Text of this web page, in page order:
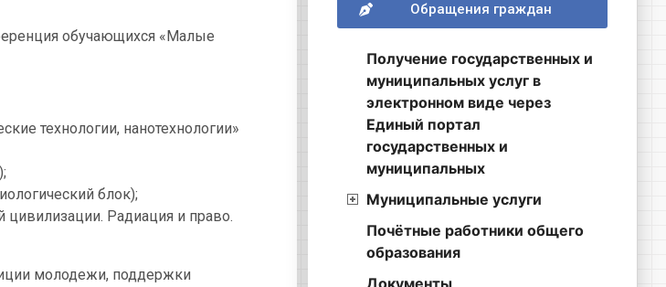
обучающихся «Малые
технологии, нанотехнологии»
блок);
Радиация и право.
молодежи, поддержки
Обращения граждан
Получение государственных и
муниципальных услуг в
электронном виде через
Единый портал
государственных и
муниципальных
Муниципальные услуги
Почётные работники общего
образования
Документы